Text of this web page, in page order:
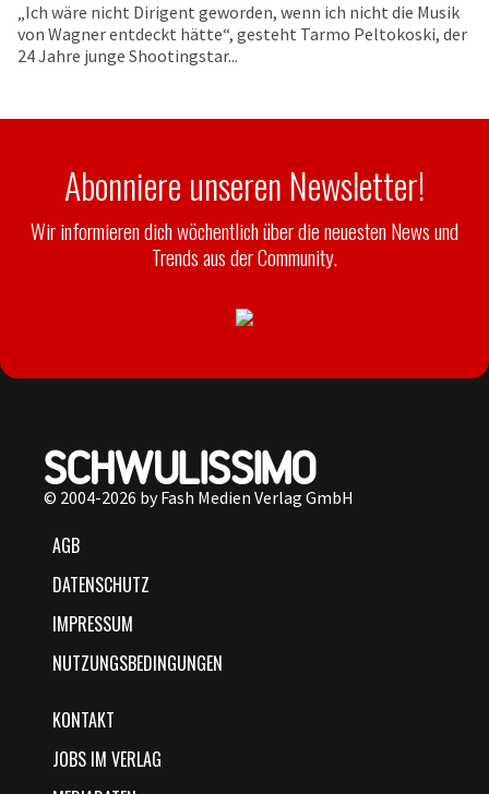
„Ich wäre nicht Dirigent geworden, wenn ich nicht die Musik
von Wagner entdeckt hätte“, gesteht Tarmo Peltokoski, der
24 Jahre junge Shootingstar...
Abonniere unseren Newsletter!
Wir informieren dich wöchentlich über die neuesten News und
Trends aus der Community.
© 2004-2026 by Fash Medien Verlag GmbH
AGB
DATENSCHUTZ
IMPRESSUM
NUTZUNGSBEDINGUNGEN
KONTAKT
JOBS IM VERLAG